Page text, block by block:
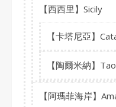
【西西里】Sicily
【卡塔尼亞】
【陶爾米納】
【阿瑪菲海岸】